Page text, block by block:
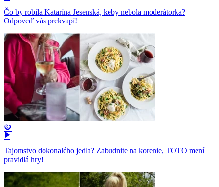
Čo by robila Katarína Jesenská, keby nebola moderátorka?
Odpoveď vás prekvapí!
Tajomstvo dokonalého jedla? Zabudnite na korenie, TOTO mení
pravidlá hry!